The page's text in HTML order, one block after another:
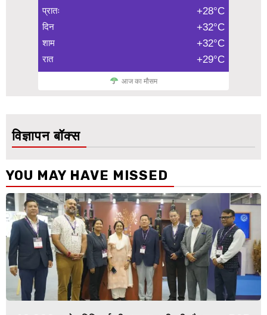
प्रातः +28°C
दिन +32°C
शाम +32°C
रात +29°C
आज का मौसम
विज्ञापन बॉक्स
YOU MAY HAVE MISSED